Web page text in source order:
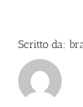
Scritto da: